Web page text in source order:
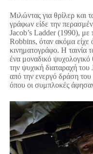
Μιλώντας για θρίλερ και
γράφων είδε την
Jacob’s Ladder (1990), με
Robbins, όταν ακόμα είχε
κινηματογράφο. Η ταινία
ένα μοναδικό
την ψυχική διαταραχή
από την ενεργό δράση
όπου οι συμπλοκές